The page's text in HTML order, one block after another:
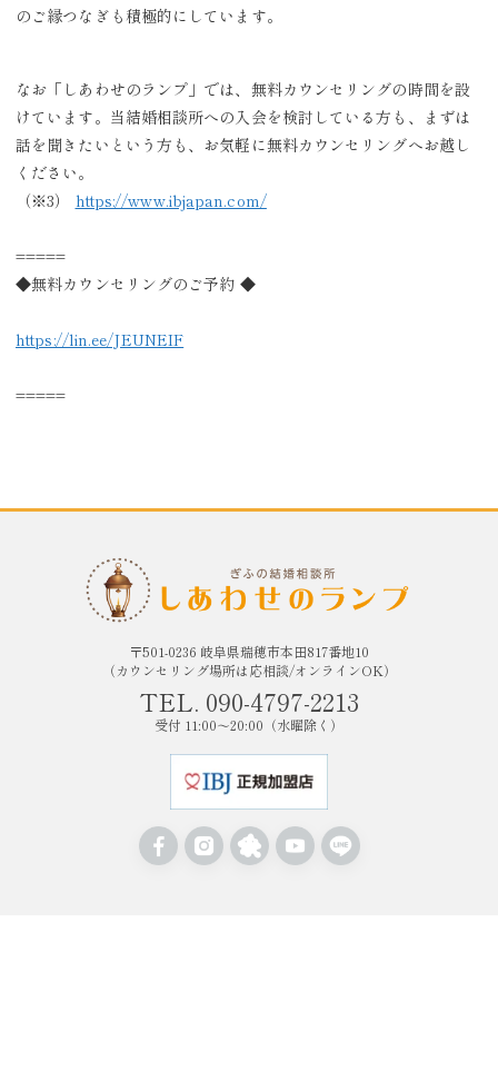
のご縁つなぎも積極的にしています。
なお「しあわせのランプ」では、 無料カウンセリングの時間を設
けています。 当結婚相談所への入会を検討している方も、
まずは
話を聞きたいという方も、 お気軽に無料カウンセリングへお越し
ください。
（※3） https://www.ibjapan.com/
=====
◆無料カウンセリングのご予約 ◆
https://lin.ee/JEUNEIF
=====
〒501-0236 岐阜県瑞穂市本田817番地10
（カウンセリング場所は応相談/オンラインOK）
TEL. 090-4797-2213
受付 11:00〜20:00（水曜除く）